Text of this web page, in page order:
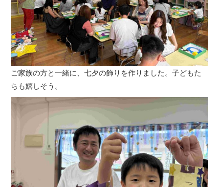
ご家族の方と一緒に、七夕の飾りを作りました。子どもた
ちも嬉しそう。